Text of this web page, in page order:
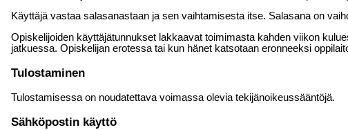
Käyttäjä vastaa salasanastaan ja sen vaihtamisesta itse. Salasana on
Opiskelijoiden käyttäjätunnukset lakkaavat toimimasta kahden viikon
jatkuessa. Opiskelijan erotessa tai kun hänet katsotaan eronneeksi
Tulostaminen
Tulostamisessa on noudatettava voimassa olevia tekijänoikeussääntöjä.
Sähköpostin käyttö